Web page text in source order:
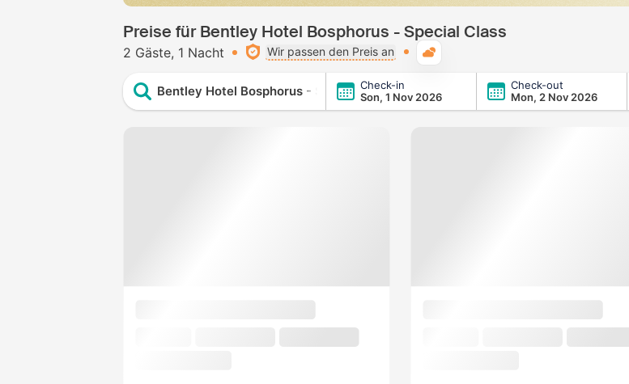
Preise für Bentley Hotel Bosphorus - Special Class
2 Gäste 1 Nacht Wir passen den Preis an
Bentley Hotel Bosphorus - Special Class
Check-in
Son, 1 Nov 2026
Check-out
Mon, 2 Nov 2026